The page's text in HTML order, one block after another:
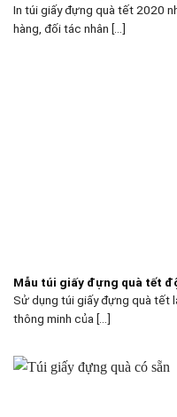
In túi giấy đựng quà tết 2020
hàng, đối tác nhân [...]
Mẫu túi giấy đựng quà tết
Sử dụng túi giấy đựng quà tết
thông minh của [...]